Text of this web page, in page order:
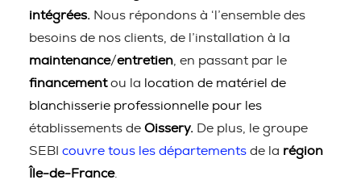
intégrées. Nous répondons à ‘l’ensemble des
besoins de nos clients, de l’installation à la
maintenance/entretien , en passant par le
financementou la location de matériel de
blanchisserie professionnelle pour les
établissements de Oissery. De plus, le groupe
SEBI couvre tous les départements de la région
Île-de-France.